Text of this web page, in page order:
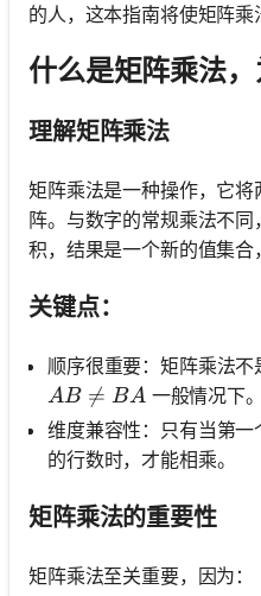
的人，这本指南将使矩阵乘
什么是矩阵乘法，
理解矩阵乘法
矩阵乘法是一种操作，它
阵。与数字的常规乘法不
积，结果是一个新的值集合
关键点：
顺序很重要：矩阵乘法
A B \neq B A
AB 
= BA 一般情况下。
维度兼容性：只有当第
的行数时，才能相乘。
矩阵乘法的重要性
矩阵乘法至关重要，因为：